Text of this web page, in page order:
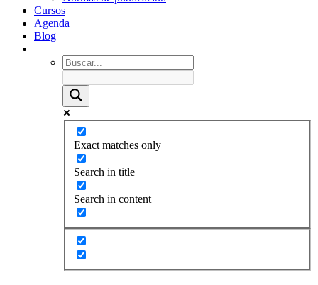
Cursos
Agenda
Blog
Exact matches only
Search in title
Search in content